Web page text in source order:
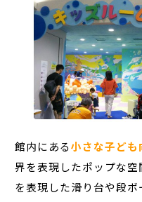
館内にある小さな子ども
界を表現したポップな
を表現した滑り台や段